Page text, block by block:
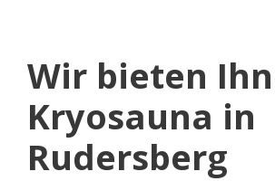
Wir bieten
Kryosauna in
Rudersberg